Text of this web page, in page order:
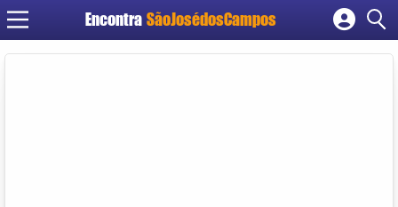
Encontra SãoJosédosCampos
Cadastrar empresa